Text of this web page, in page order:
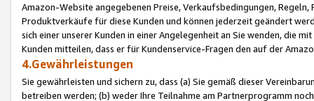
Amazon-Website angegebenen Preise, Verkaufsbedingungen,
Produktverkäufe für diese Kunden und können jederzeit geändert
sich einer unserer Kunden in einer Angelegenheit an Sie wenden, die
Kunden mitteilen, dass er für Kundenservice-Fragen den auf der
4.Gewährleistungen
Sie gewährleisten und sichern zu, dass (a) Sie gemäß dieser
betreiben werden; (b) weder Ihre Teilnahme am Partnerprogramm